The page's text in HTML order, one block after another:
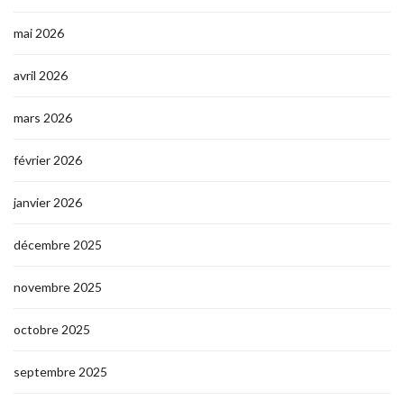
mai 2026
avril 2026
mars 2026
février 2026
janvier 2026
décembre 2025
novembre 2025
octobre 2025
septembre 2025